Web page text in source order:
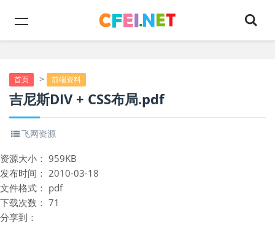
首页 > 前端资料
吉尼斯DIV + CSS布局.pdf
飞网资源
资源大小： 959KB
发布时间： 2010-03-18
文件格式： pdf
下载次数： 71
分享到：